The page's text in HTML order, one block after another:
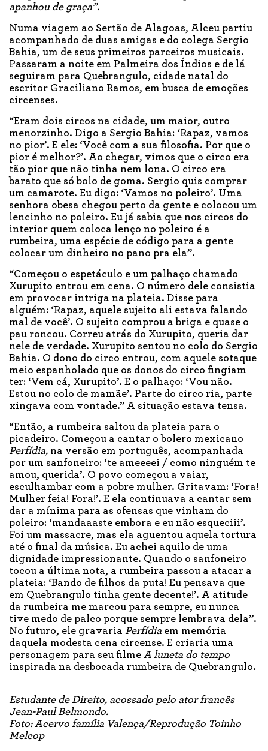
apanhou de graça”.
Numa viagem ao Sertão de Alagoas, Alceu partiu
acompanhado de duas amigas e do colega Sergio
Bahia, um de seus primeiros parceiros musicais.
Passaram a noite em Palmeira dos Índios e de lá
seguiram para Quebrangulo, cidade natal do
escritor Graciliano Ramos, em busca de emoções
circenses.
“Eram dois circos na cidade, um maior, outro
menorzinho. Digo a Sergio Bahia: ‘Rapaz, vamos
no pior’. E ele: ‘Você com a sua filosofia. Por que o
pior é melhor?’. Ao chegar, vimos que o circo era
tão pior que não tinha nem lona. O circo era
barato que só bolo de goma. Sergio quis comprar
um camarote. Eu digo: ‘Vamos no poleiro’. Uma
senhora obesa chegou perto da gente e colocou um
lencinho no poleiro. Eu já sabia que nos circos do
interior quem coloca lenço no poleiro é a
rumbeira, uma espécie de código para a gente
colocar um dinheiro no pano pra ela”.
“Começou o espetáculo e um palhaço chamado
Xurupito entrou em cena. O número dele consistia
em provocar intriga na plateia. Disse para
alguém: ‘Rapaz, aquele sujeito ali estava falando
mal de você’. O sujeito comprou a briga e quase o
pau roncou. Correu atrás do Xurupito, queria dar
nele de verdade. Xurupito sentou no colo do Sergio
Bahia. O dono do circo entrou, com aquele sotaque
meio espanholado que os donos do circo fingiam
ter: ‘Vem cá, Xurupito’. E o palhaço: ‘Vou não.
Estou no colo de mamãe’. Parte do circo ria, parte
xingava com vontade.” A situação estava tensa.
“Então, a rumbeira saltou da plateia para o
picadeiro. Começou a cantar o bolero mexicano
Perfídia, na versão em português, acompanhada
por um sanfoneiro: ‘te ameeeei / como ninguém te
amou, querida’. O povo começou a vaiar,
esculhambar com a pobre mulher. Gritavam: ‘Fora!
Mulher feia! Fora!’. E ela continuava a cantar sem
dar a mínima para as ofensas que vinham do
poleiro: ‘mandaaaste embora e eu não esqueciii’.
Foi um massacre, mas ela aguentou aquela tortura
até o final da música. Eu achei aquilo de uma
dignidade impressionante. Quando o sanfoneiro
tocou a última nota, a rumbeira passou a atacar a
plateia: ‘Bando de filhos da puta! Eu pensava que
em Quebrangulo tinha gente decente!’. A atitude
da rumbeira me marcou para sempre, eu nunca
tive medo de palco porque sempre lembrava dela”.
No futuro, ele gravaria Perfídia em memória
daquela modesta cena circense. E criaria uma
personagem para seu filme A luneta do tempo
inspirada na desbocada rumbeira de Quebrangulo.
Estudante de Direito, acossado pelo ator francês
Jean-Paul Belmondo.
Foto: Acervo família Valença/Reprodução Toinho
Melcop